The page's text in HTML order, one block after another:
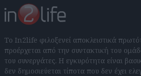
Το In2life φιλοξενεί αποκλειστικά
προέρχεται από την συντακτική του
του συνεργάτες. Η εγκυρότητα είναι
δεν δημοσιεύεται τίποτα που δεν έχει